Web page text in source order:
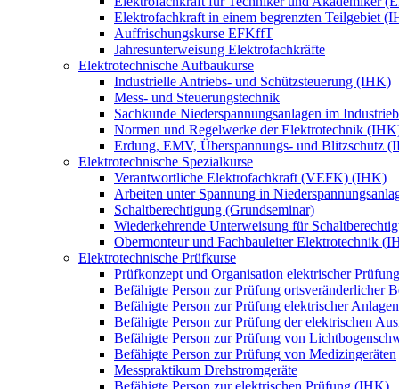
Elektrofachkraft in einem begrenzten Teilgebiet
Auffrischungskurse EFKffT
Jahresunterweisung Elektrofachkräfte
Elektrotechnische Aufbaukurse
Industrielle Antriebs- und Schützsteuerung (IHK)
Mess- und Steuerungstechnik
Sachkunde Niederspannungsanlagen im
Normen und Regelwerke der Elektrotechnik
Erdung, EMV, Überspannungs- und Blitzschutz
Elektrotechnische Spezialkurse
Verantwortliche Elektrofachkraft (VEFK) (IHK)
Arbeiten unter Spannung in
Schaltberechtigung (Grundseminar)
Wiederkehrende Unterweisung für
Obermonteur und Fachbauleiter Elektrotechnik
Elektrotechnische Prüfkurse
Prüfkonzept und Organisation elektrischer
Befähigte Person zur Prüfung ortsveränderlicher
Befähigte Person zur Prüfung elektrischer
Befähigte Person zur Prüfung der elektrischen
Befähigte Person zur Prüfung von
Befähigte Person zur Prüfung von Medizingeräten
Messpraktikum Drehstromgeräte
Befähigte Person zur elektrischen Prüfung (IHK)